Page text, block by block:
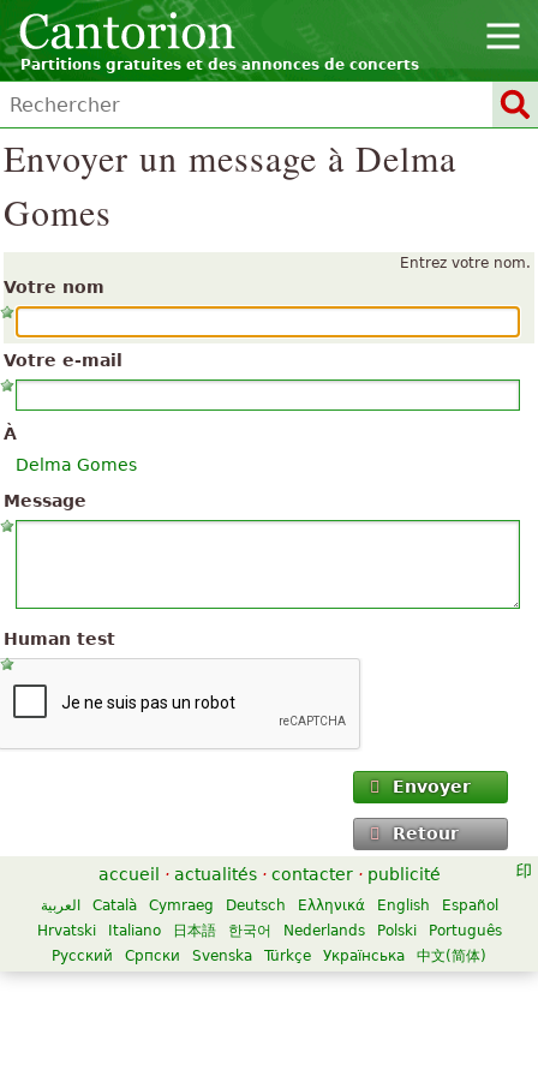
Partitions gratuites et des annonces de concerts
Envoyer un message à Delma
Gomes
Entrez votre nom.
Votre nom
Votre e-mail
À
Delma Gomes
Message
Human test
Envoyer
Retour
accueil · actualités · contacter · publicité
العربية Català Cymraeg Deutsch Ελληνικά English
Español
Hrvatski
Italiano 日本語 한국어 Nederlands Polski
Português
Русский
Српски Svenska Türkçe Українська 中文(简体)